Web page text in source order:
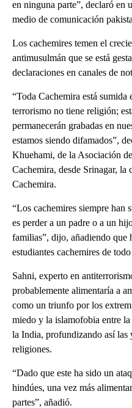
en ninguna parte”, declaró en
medio de comunicación
Los cachemires temen el
antimusulmán que se está
declaraciones en canales de
“Toda Cachemira está
terrorismo no tiene religión;
permanecerán grabadas en
estamos siendo difamados”,
Khuehami, de la Asociación
Cachemira, desde Srinagar, la
Cachemira.
“Los cachemires siempre han
es perder a un padre o a un
familias”, dijo, añadiendo que
estudiantes cachemires de
Sahni, experto en
probablemente alimentaría a
como un triunfo por los
miedo y la islamofobia entre
la India, profundizando así las
religiones.
“Dado que este ha sido un
hindúes, una vez más
partes”, añadió.